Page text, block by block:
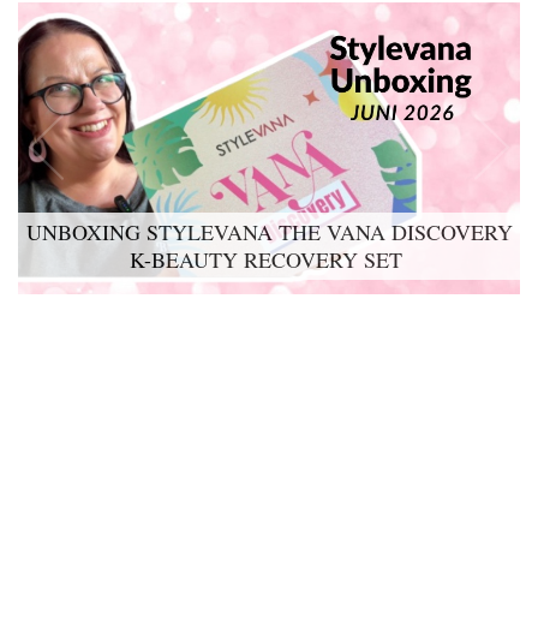
UNBOXING STYLEVANA THE VANA DISCOVERY
K-BEAUTY RECOVERY SET